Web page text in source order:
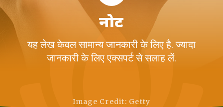
नोट
यह लेख केवल सामान्य जानकारी के लिए है. ज्यादा
जानकारी के लिए एक्सपर्ट से सलाह लें.
Image Credit: Getty